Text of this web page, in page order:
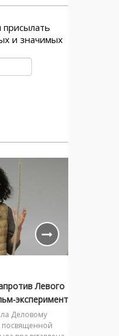
и значимых
Левого
эксперимент
Деловому
посвященной